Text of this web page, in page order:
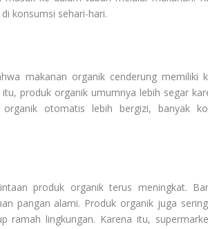
konsumsi sehari-hari.
makanan organik cenderung memiliki
produk organik umumnya lebih segar
otomatis lebih bergizi, banyak
produk organik terus meningkat.
pangan alami. Produk organik juga
ramah lingkungan. Karena itu,